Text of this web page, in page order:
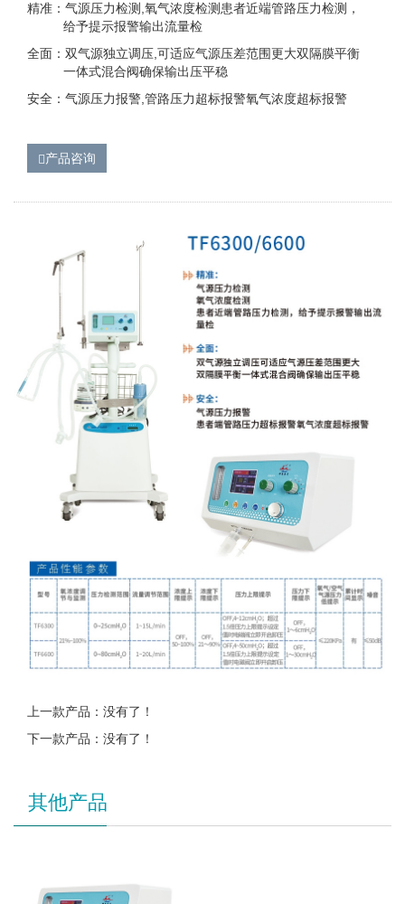
精准：气源压力检测,氧气浓度检测患者近端管路压力检测，
给予提示报警输出流量检
全面：双气源独立调压,可适应气源压差范围更大双隔膜平衡
一体式混合阀确保输出压平稳
安全：气源压力报警,管路压力超标报警氧气浓度超标报警
产品咨询
上一款产品：没有了！
下一款产品：没有了！
其他产品